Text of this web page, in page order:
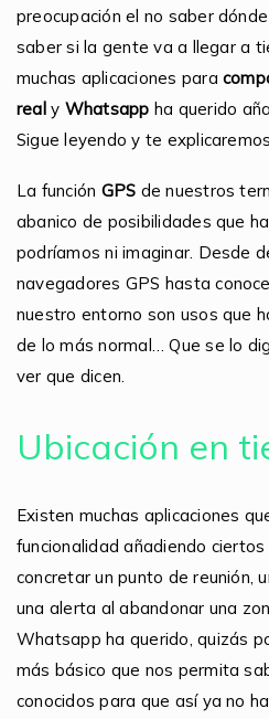
preocupación el no saber
saber si la gente va a llegar a
muchas aplicaciones para
realy Whatsapp ha querido
Sigue leyendo y te
La función GPS de nuestros
abanico de posibilidades que
podríamos ni imaginar. Desde
navegadores GPS hasta
nuestro entorno son usos que
de lo más normal… Que se lo
ver que dicen.
Ubicación en
Existen muchas aplicaciones
funcionalidad añadiendo
concretar un punto de reunión,
una alerta al abandonar una
Whatsapp ha querido, quizás
más básico que nos permita
conocidos para que así ya no